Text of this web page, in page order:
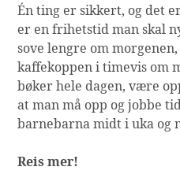
Én ting er sikkert, og det
er en frihetstid man skal
sove lengre om
kaffekoppen i timevis om
bøker hele dagen, være
at man må opp og jobbe
barnebarna midt i uka og
Reis mer!